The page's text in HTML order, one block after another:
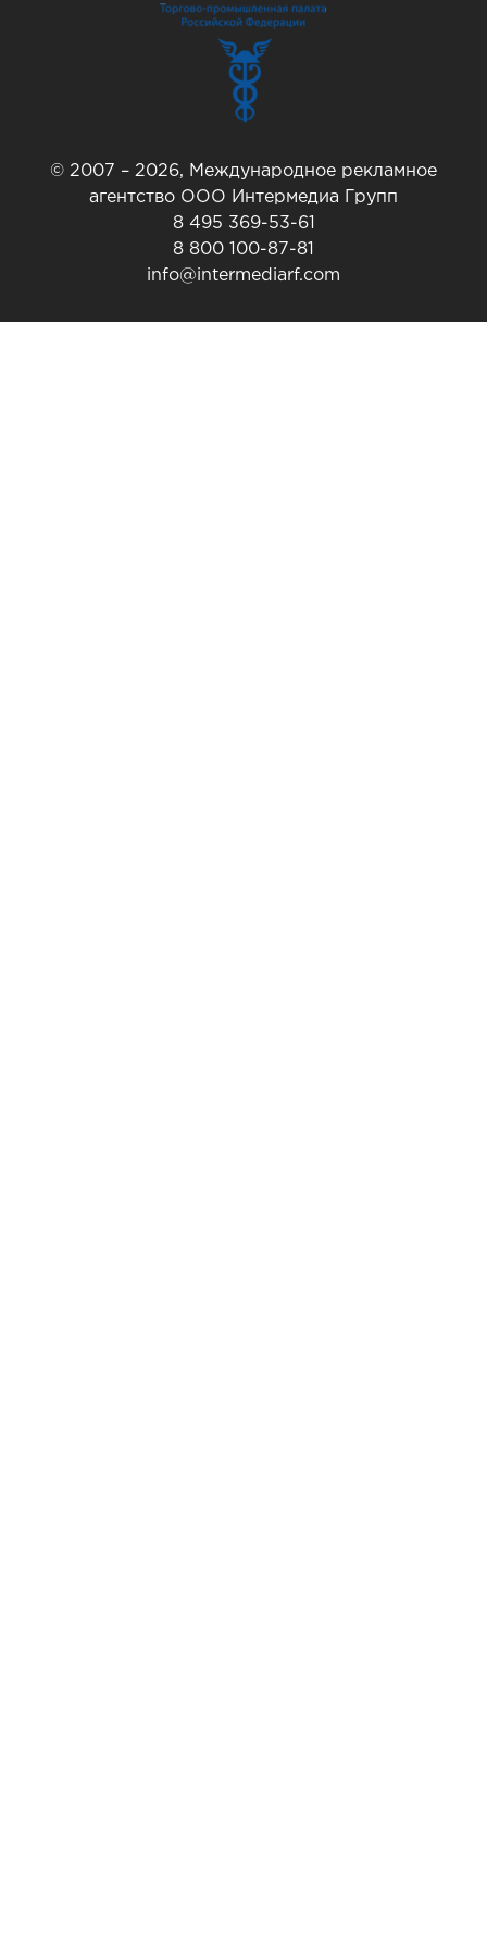
© 2007 – 2026, Международное рекламное
агентство ООО Интермедиа Групп
8 495 369-53-61
8 800 100-87-81
info@intermediarf.com